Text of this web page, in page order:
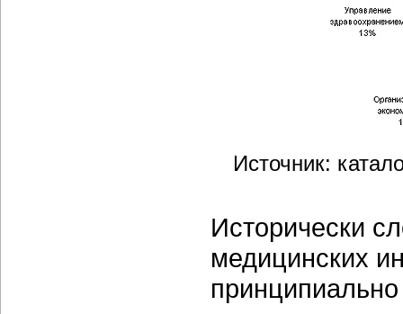
Источник:
Исторически
медицинских